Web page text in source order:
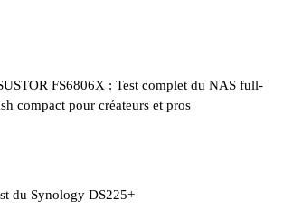
FS6806X : Test complet du NAS full-
compact pour créateurs et pros
du Synology DS225+